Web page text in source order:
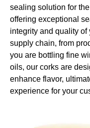
sealing solution for
offering exceptional
integrity and quality of
supply chain, from
you are bottling fine
oils, our corks are
enhance flavor,
experience for your